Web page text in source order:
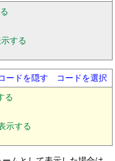
する
ードを隠す
コードを選択
る
示する